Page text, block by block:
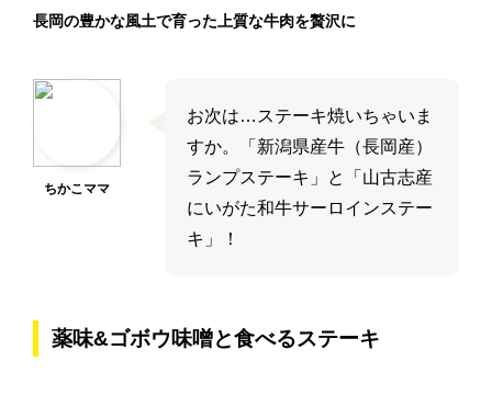
長岡の豊かな風土で育った上質な牛肉を贅沢に
ちかこママ
お次は…ステーキ焼いちゃいま
すか。「新潟県産牛（長岡産）
ランプステーキ」と「山古志産
にいがた和牛サーロインステー
キ」！
薬味&ゴボウ味噌と食べるステーキ